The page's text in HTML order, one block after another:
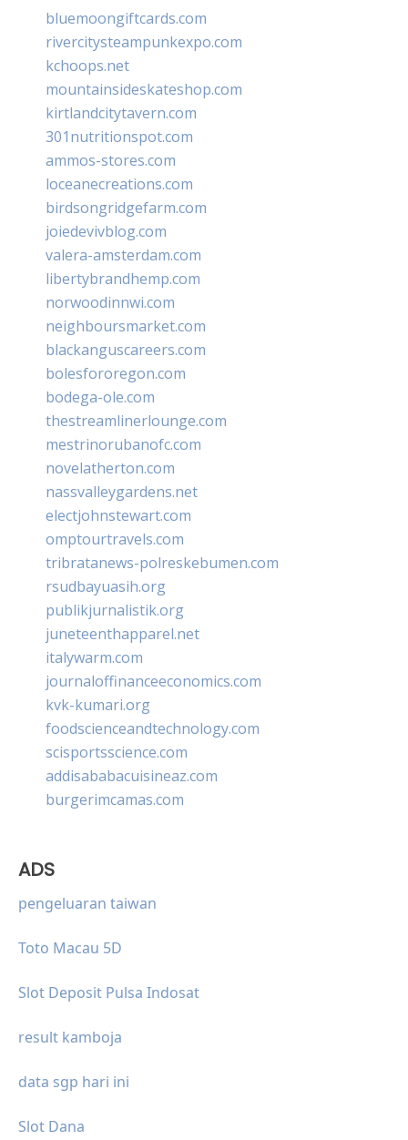
bluemoongiftcards.com
rivercitysteampunkexpo.com
kchoops.net
mountainsideskateshop.com
kirtlandcitytavern.com
301nutritionspot.com
ammos-stores.com
loceanecreations.com
birdsongridgefarm.com
joiedevivblog.com
valera-amsterdam.com
libertybrandhemp.com
norwoodinnwi.com
neighboursmarket.com
blackanguscareers.com
bolesfororegon.com
bodega-ole.com
thestreamlinerlounge.com
mestrinorubanofc.com
novelatherton.com
nassvalleygardens.net
electjohnstewart.com
omptourtravels.com
tribratanews-polreskebumen.com
rsudbayuasih.org
publikjurnalistik.org
juneteenthapparel.net
italywarm.com
journaloffinanceeconomics.com
kvk-kumari.org
foodscienceandtechnology.com
scisportsscience.com
addisababacuisineaz.com
burgerimcamas.com
ADS
pengeluaran taiwan
Toto Macau 5D
Slot Deposit Pulsa Indosat
result kamboja
data sgp hari ini
Slot Dana